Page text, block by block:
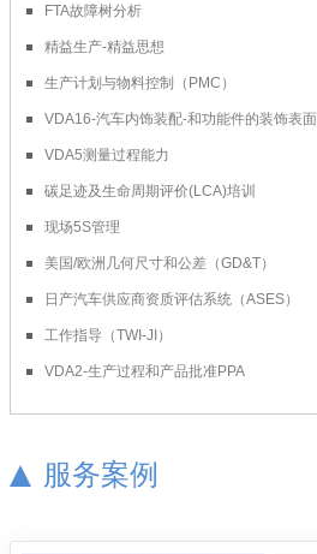
FTA故障树分析
精益生产-精益思想
生产计划与物料控制（PMC）
VDA16-汽车内饰装配-和功能件的装饰表面
VDA5测量过程能力
碳足迹及生命周期评价(LCA)培训
现场5S管理
美国/欧洲几何尺寸和公差（GD&T）
日产汽车供应商资质评估系统（ASES）
工作指导（TWI-JI）
VDA2-生产过程和产品批准PPA
服务案例